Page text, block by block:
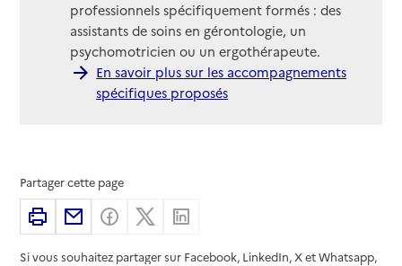
professionnels spécifiquement formés : des
assistants de soins en gérontologie, un
psychomotricien ou un ergothérapeute.
En savoir plus sur les accompagnements
spécifiques proposés
Partager cette page
ImprimerPartager par email
Partager sur Facebook
Partager sur X
Si vous souhaitez partager sur Facebook, LinkedIn, X et Whatsapp,